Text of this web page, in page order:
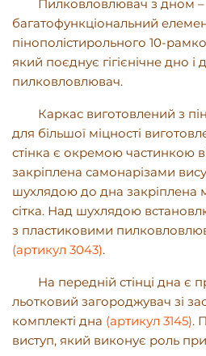
Пилковловлювач з дном –
багатофункціональний
пінополістирольного 10-
який поєднує гігієнічне дно і
пилковловлювач.
Каркас виготовлений з
для більшої міцності
стінка є окремою частинкою
закріплена самонарізами
шухлядою до дна закріплена
сітка. Над шухлядою
з пластиковими
(артикул 3043).
На передній стінці дна є
льотковий загороджувач зі
комплекті дна (артикул 3145).
виступ, який виконує роль